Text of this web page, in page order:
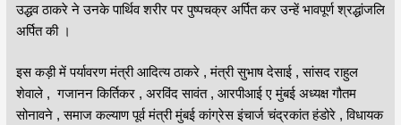
उद्धव ठाकरे ने उनके पार्थिव शरीर पर पुष्पचक्र अर्पित कर उन्हें भावपूर्ण श्रद्धांजलि
अर्पित की ।
इस कड़ी में पर्यावरण मंत्री आदित्य ठाकरे , मंत्री सुभाष देसाई , सांसद राहुल
शेवाले , गजानन किर्तिकर , अरविंद सावंत , आरपीआई ए मुंबई अध्यक्ष गौतम
सोनावने , समाज कल्याण पूर्व मंत्री मुंबई कांग्रेस इंचार्ज चंद्रकांत हंडोरे , विधायक